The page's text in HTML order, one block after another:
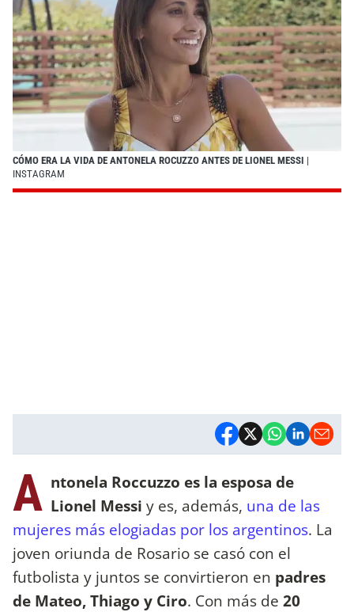
CÓMO ERA LA VIDA DE ANTONELA ROCUZZO ANTES DE LIONEL MESSI |
INSTAGRAM
A ntonela Roccuzzo es la esposa de
Lionel Messi y es, además, una de las
mujeres más elogiadas por los argentinos. La
joven oriunda de Rosario se casó con el
futbolista y juntos se convirtieron en padres
de Mateo, Thiago y Ciro. Con más de 20